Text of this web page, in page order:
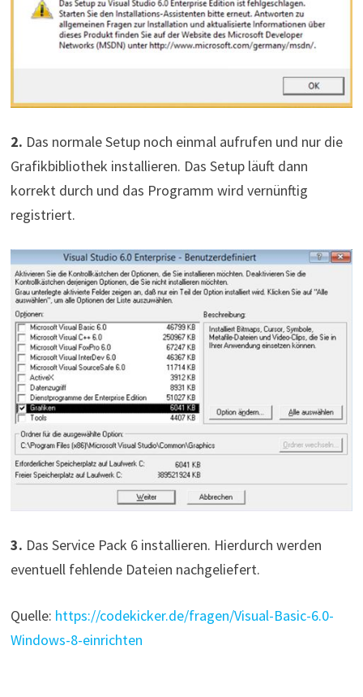
2. Das normale Setup noch einmal aufrufen und nur die
Grafikbibliothek installieren. Das Setup läuft dann
korrekt durch und das Programm wird vernünftig
registriert.
3. Das Service Pack 6 installieren. Hierdurch werden
eventuell fehlende Dateien nachgeliefert.
Quelle: https://codekicker.de/fragen/Visual-Basic-6.0-
Windows-8-einrichten